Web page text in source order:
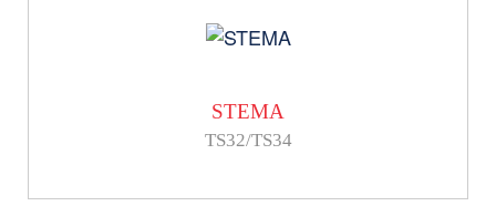
STEMA
TS32/TS34